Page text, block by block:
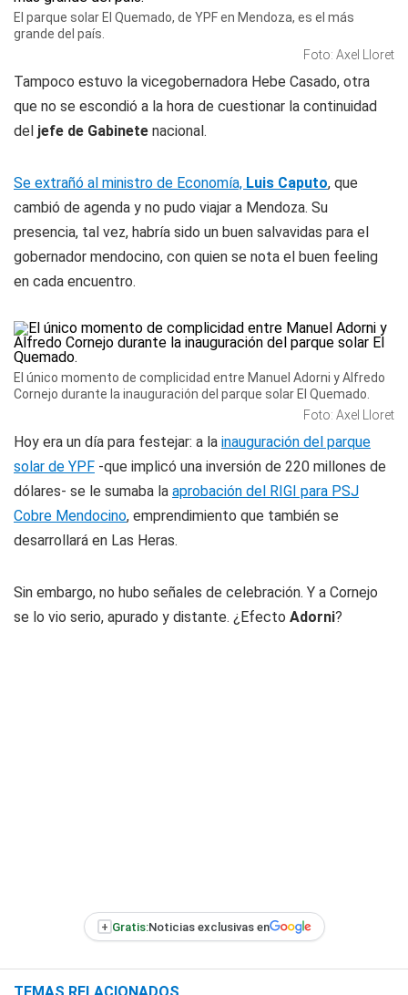
El parque solar El Quemado, de YPF en Mendoza, es el más
grande del país.
Foto: Axel Lloret
Tampoco estuvo la vicegobernadora Hebe Casado, otra
que no se escondió a la hora de cuestionar la continuidad
del jefe de Gabinete nacional.
Se extrañó al ministro de Economía, Luis Caputo, que
cambió de agenda y no pudo viajar a Mendoza. Su
presencia, tal vez, habría sido un buen salvavidas para el
gobernador mendocino, con quien se nota el buen feeling
en cada encuentro.
El único momento de complicidad entre Manuel Adorni y Alfredo
Cornejo durante la inauguración del parque solar El Quemado.
Foto: Axel Lloret
Hoy era un día para festejar: a la inauguración del parque
solar de YPF -que implicó una inversión de 220 millones de
dólares- se le sumaba la aprobación del RIGI para PSJ
Cobre Mendocino, emprendimiento que también se
desarrollará en Las Heras.
Sin embargo, no hubo señales de celebración. Y a Cornejo
se lo vio serio, apurado y distante. ¿Efecto Adorni?
+ Gratis:Noticias exclusivas en